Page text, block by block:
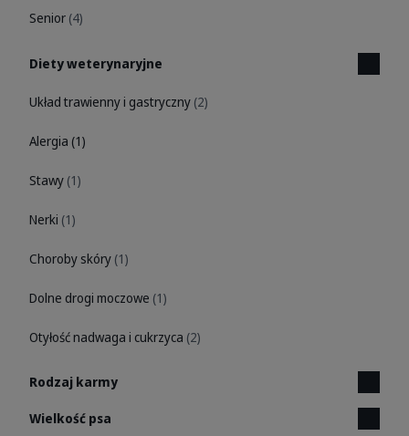
Senior (4)
Diety weterynaryjne
Układ trawienny i gastryczny (2)
Alergia (1)
Stawy (1)
Nerki (1)
Choroby skóry (1)
Dolne drogi moczowe (1)
Otyłość nadwaga i cukrzyca (2)
Rodzaj karmy
Wielkość psa